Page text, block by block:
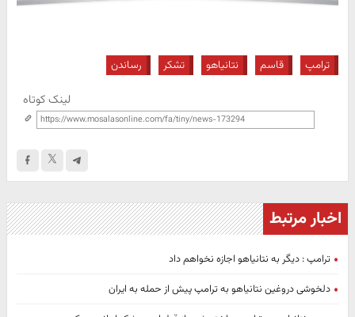
ترامپ قاسم نتانیاهو تشکر رساندن
لینک کوتاه
اخبار مرتبط
ترامپ : دیگر به نتانیاهو اجازه نخواهم داد
دلخوشی دروغین نتانیاهو به ترامپ پیش از حمله به ایران